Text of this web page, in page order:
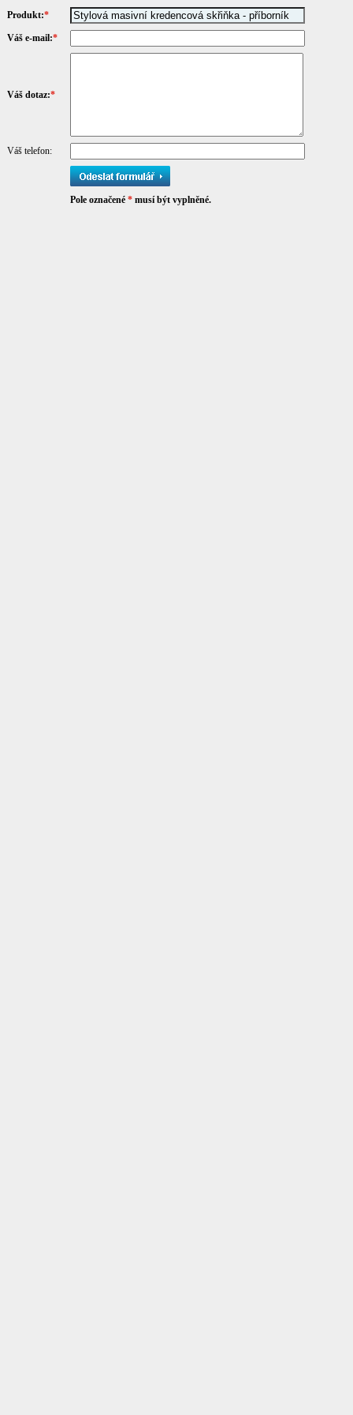
Produkt:*
Váš e-mail:*
Váš dotaz:*
Váš telefon:
Pole označené * musí být vyplněné.